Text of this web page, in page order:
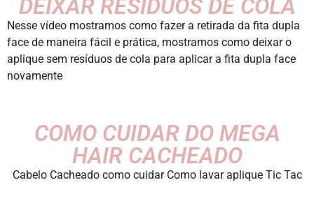
DEIXAR RESÍDUOS DE COLA
Nesse vídeo mostramos como fazer a retirada da fita dupla
face de maneira fácil e prática, mostramos como deixar o
aplique sem resíduos de cola para aplicar a fita dupla face
novamente
COMO CUIDAR DO MEGA
HAIR CACHEADO
Cabelo Cacheado como cuidar Como lavar aplique Tic Tac